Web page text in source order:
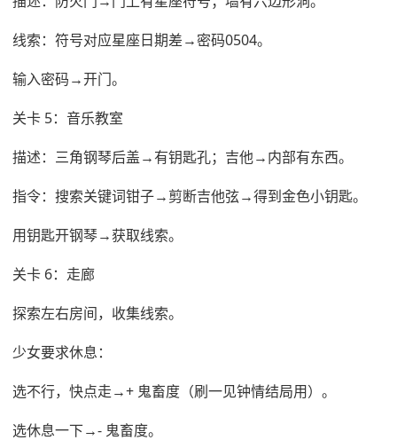
线索：符号对应星座日期差→密码0504。
输入密码→开门。
关卡 5：音乐教室
描述：三角钢琴后盖→有钥匙孔；吉他→内部有东西。
指令：搜索关键词钳子→剪断吉他弦→得到金色小钥匙。
用钥匙开钢琴→获取线索。
关卡 6：走廊
探索左右房间，收集线索。
少女要求休息：
选不行，快点走→+ 鬼畜度（刷一见钟情结局用）。
选休息一下→- 鬼畜度。